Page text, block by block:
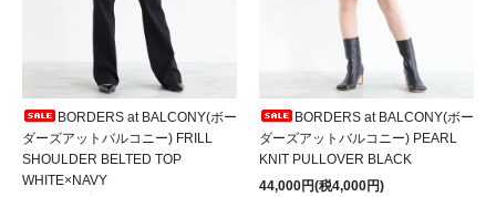
BORDERS at BALCONY(ボー
ダーズアットバルコニー) FRILL
SHOULDER BELTED TOP
WHITE×NAVY
BORDERS at BALCONY(ボー
ダーズアットバルコニー) PEARL
KNIT PULLOVER BLACK
44,000円(税4,000円)